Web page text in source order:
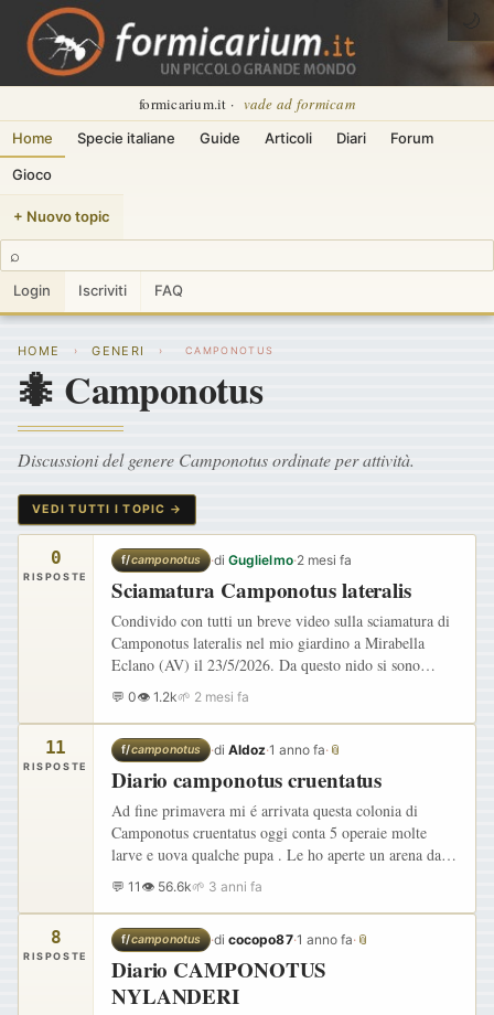
formicarium.it · vade ad formicam
Home Specie italiane Guide Articoli Diari Forum
Gioco
+ Nuovo topic
⌕
Login Iscriviti FAQ
🌙
HOME › GENERI › CAMPONOTUS
🐜 Camponotus
Discussioni del genere Camponotus ordinate per attività.
VEDI TUTTI I TOPIC →
0
RISPOSTE
f/camponotus ·diGuglielmo·2 mesi fa
Sciamatura Camponotus lateralis
Condivido con tutti un breve video sulla sciamatura di
Camponotus lateralis nel mio giardino a Mirabella
Eclano (AV) il 23/5/2026. Da questo nido si sono
involate solo regine e tutte dalle 8 alle 11 di mattina.…
💬 0👁 1.2k🌱 2 mesi fa
11
RISPOSTE
f/camponotus ·diAldoz·1 anno fa· 📎
Diario camponotus cruentatus
Ad fine primavera mi é arrivata questa colonia di
Camponotus cruentatus oggi conta 5 operaie molte
larve e uova qualche pupa . Le ho aperte un arena data
la difficile gestione della colonia
💬 11 👁 56.6k🌱 3 anni fa
8
RISPOSTE
f/camponotus ·dicocopo87·1 anno fa·📎
Diario CAMPONOTUS
NYLANDERI